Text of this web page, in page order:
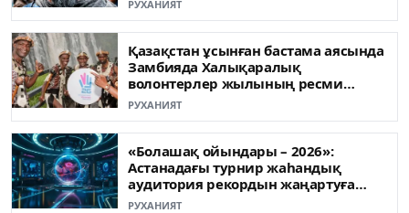
РУХАНИЯТ
Қазақстан ұсынған бастама аясында
Замбияда Халықаралық
волонтерлер жылының ресми
ашылуы өтті
РУХАНИЯТ
«Болашақ ойындары – 2026»:
Астанадағы турнир жаһандық
аудитория рекордын жаңартуға
жақын
РУХАНИЯТ